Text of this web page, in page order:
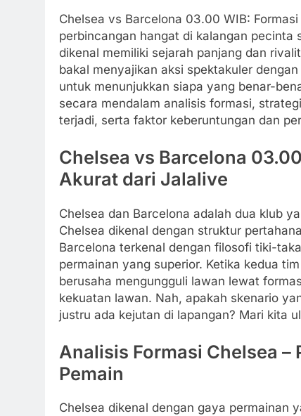
Chelsea vs Barcelona 03.00 WIB:
perbincangan hangat di kalangan pecinta
dikenal memiliki sejarah panjang dan
bakal menyajikan aksi spektakuler
untuk menunjukkan siapa yang benar-
secara mendalam analisis formasi,
terjadi, serta faktor keberuntungan dan
Chelsea vs Barcelona
Akurat dari Jalalive
Chelsea dan Barcelona adalah dua klub
Chelsea dikenal dengan struktur
Barcelona terkenal dengan filosofi tiki-
permainan yang superior. Ketika kedua
berusaha mengungguli lawan lewat
kekuatan lawan. Nah, apakah skenario
justru ada kejutan di lapangan? Mari kita
Analisis Formasi Chelsea
Pemain
Chelsea dikenal dengan gaya permainan